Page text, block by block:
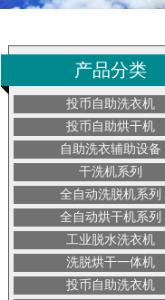
产品分类
投币自助洗衣机
投币自助烘干机
自助洗衣辅助设备
干洗机系列
全自动洗脱机系列
全自动烘干机系列
工业脱水洗衣机
洗脱烘干一体机
投币自助洗衣机